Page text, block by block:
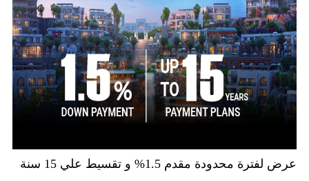
عرض لفترة محدودة مقدم 1.5% و تقسيط علي 15 سنة